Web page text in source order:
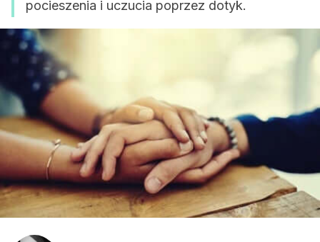
pocieszenia i uczucia poprzez dotyk.